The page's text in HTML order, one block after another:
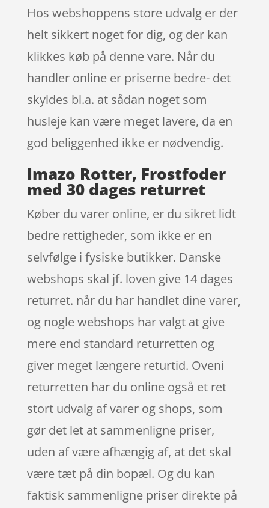
Hos webshoppens store udvalg er der
helt sikkert noget for dig, og der kan
klikkes køb på denne vare. Når du
handler online er priserne bedre- det
skyldes bl.a. at sådan noget som
husleje kan være meget lavere, da en
god beliggenhed ikke er nødvendig.
Imazo Rotter, Frostfoder
med 30 dages returret
Køber du varer online, er du sikret lidt
bedre rettigheder, som ikke er en
selvfølge i fysiske butikker. Danske
webshops skal jf. loven give 14 dages
returret. når du har handlet dine varer,
og nogle webshops har valgt at give
mere end standard returretten og
giver meget længere returtid. Oveni
returretten har du online også et ret
stort udvalg af varer og shops, som
gør det let at sammenligne priser,
uden af være afhængig af, at det skal
være tæt på din bopæl. Og du kan
faktisk sammenligne priser direkte på